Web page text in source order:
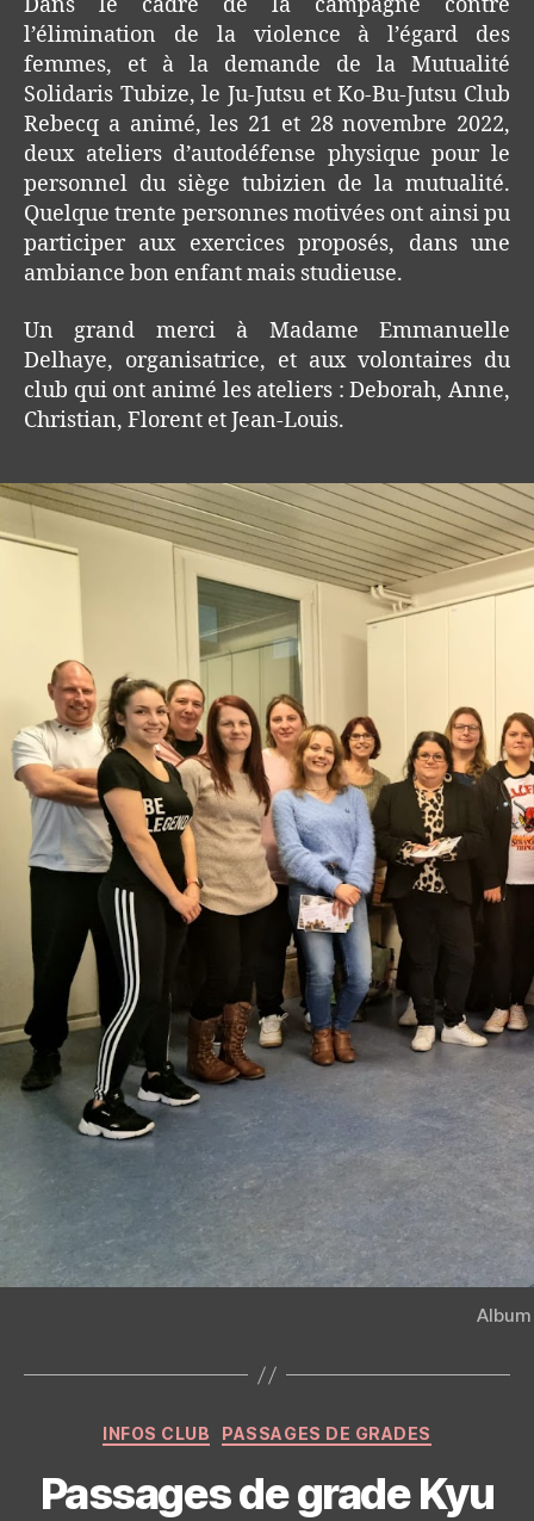
l’élimination de la violence à l’égard des
femmes, et à la demande de la Mutualité
Solidaris Tubize, le Ju-Jutsu et Ko-Bu-Jutsu Club
Rebecq a animé, les 21 et 28 novembre 2022,
deux ateliers d’autodéfense physique pour le
personnel du siège tubizien de la mutualité.
Quelque trente personnes motivées ont ainsi pu
participer aux exercices proposés, dans une
ambiance bon enfant mais studieuse.
Un grand merci à Madame Emmanuelle
Delhaye, organisatrice, et aux volontaires du
club qui ont animé les ateliers : Deborah, Anne,
Christian, Florent et Jean-Louis.
Categories
INFOS CLUB PASSAGES DE GRADES
Passages de grade Kyu